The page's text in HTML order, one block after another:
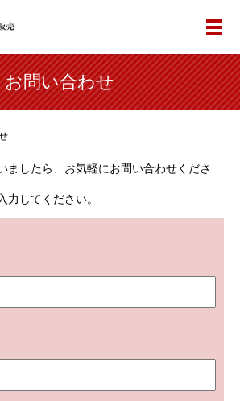
メ
お問い合わせ
ましたら、お気軽にお問い合わせくださ
力してください。